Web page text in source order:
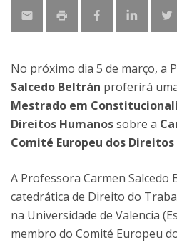
No próximo dia 5 de março, a
Salcedo Beltrán proferirá
Mestrado em
Direitos Humanossobre a
Comité Europeu dos Direitos
A Professora Carmen
catedrática de Direito do
na Universidade de Valencia
membro do Comité Europeu